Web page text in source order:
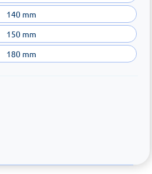
140 mm
150 mm
180 mm